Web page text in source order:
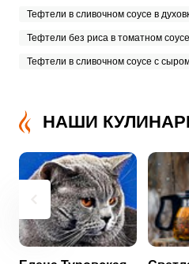
Тефтели в сливочном соусе в
Тефтели без риса в томатном соусе
Тефтели в сливочном соусе с
НАШИ